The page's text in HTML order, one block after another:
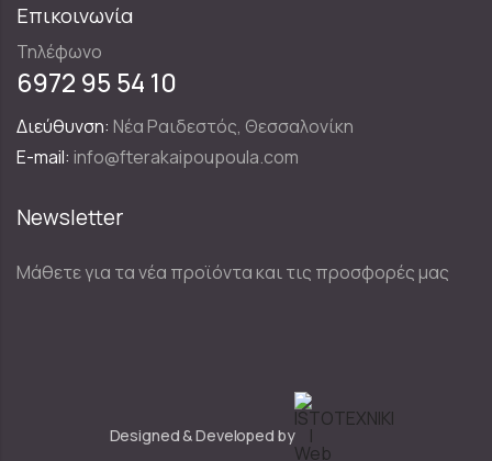
Επικοινωνία
Τηλέφωνο
6972 95 54 10
Διεύθυνση: Νέα Ραιδεστός, Θεσσαλονίκη
E-mail: info@fterakaipoupoula.com
Newsletter
Μάθετε για τα νέα προϊόντα και τις προσφορές μας
Designed & Developed by